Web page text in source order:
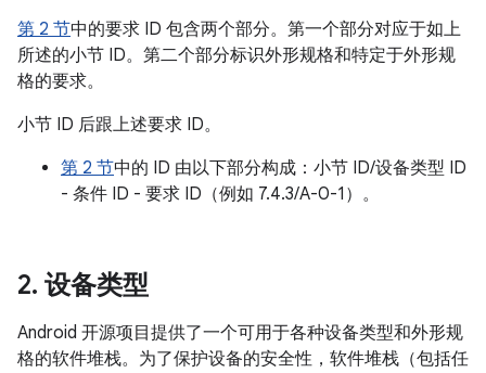
第 2 节中的要求 ID 包含两个部分。第一个部分对应于如上
所述的小节 ID。第二个部分标识外形规格和特定于外形规
格的要求。
小节 ID 后跟上述要求 ID。
第 2 节中的 ID 由以下部分构成：小节 ID/设备类型 ID
- 条件 ID - 要求 ID（例如 7.4.3/A-0-1）。
2. 设备类型
Android 开源项目提供了一个可用于各种设备类型和外形规
格的软件堆栈。为了保护设备的安全性，软件堆栈（包括任